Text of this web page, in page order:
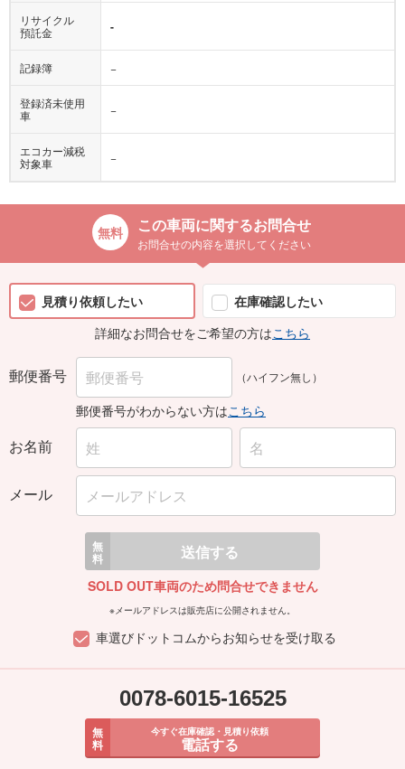
リサイクル
預託金
-
記録簿 −
登録済未使用
車
−
エコカー減税
対象車
−
この車両に関するお問合せ
お問合せの内容を選択してください
見積り依頼したい
在庫確認したい
詳細なお問合せをご希望の方はこちら
郵便番号 （ハイフン無し）
郵便番号がわからない方はこちら
お名前
メール
無
料 送信する
SOLD OUT車両のため問合せできません
※メールアドレスは販売店に公開されません。
車選びドットコムからお知らせを受け取る
0078-6015-16525
無
料
今すぐ在庫確認・見積り依頼
電話する